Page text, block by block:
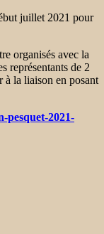
juillet 2021 pour
organisés avec la
représentants de 2
à la liaison en posant
pesquet-2021-